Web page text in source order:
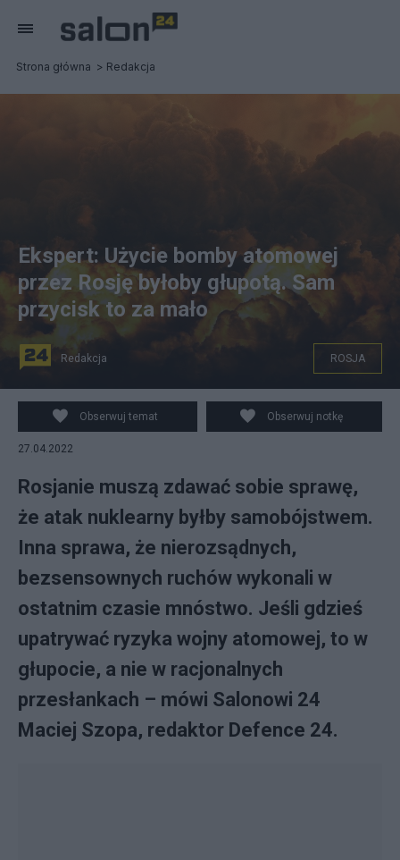
Strona główna Redakcja
Fot. Pixabay
Ekspert: Użycie bomby atomowej
przez Rosję byłoby głupotą. Sam
przycisk to za mało
Redakcja ROSJA
Obserwuj temat Obserwuj notkę
27.04.2022
Rosjanie muszą zdawać sobie sprawę,
że atak nuklearny byłby samobójstwem.
Inna sprawa, że nierozsądnych,
bezsensownych ruchów wykonali w
ostatnim czasie mnóstwo. Jeśli gdzieś
upatrywać ryzyka wojny atomowej, to w
głupocie, a nie w racjonalnych
przesłankach – mówi Salonowi 24
Maciej Szopa, redaktor Defence 24.